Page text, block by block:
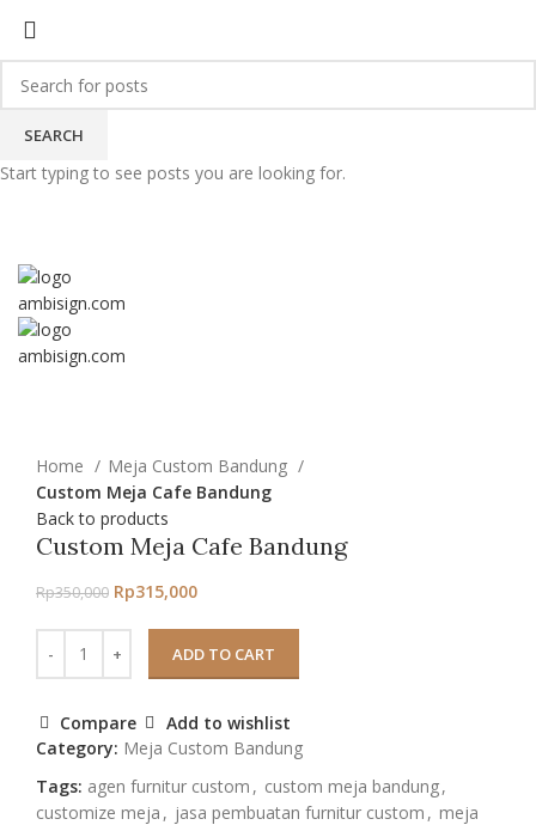
INTERIOR KANTOR ELEGAN BANDUNG
INTERIOR RUMAH MINIMALIS BANDUNG
Home
Meja Custom Bandung
Custom Meja Cafe Bandung
Back to products
Custom Meja Cafe Bandung
Rp350,000 Rp315,000
ADD TO CART
Compare
Add to wishlist
Category: Meja Custom Bandung
Tags: agen furnitur custom , custom meja bandung,
customize meja , jasa pembuatan furnitur custom , meja
SEARCH
Start typing to see posts you are looking for.